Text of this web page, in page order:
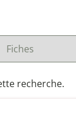
recherche.